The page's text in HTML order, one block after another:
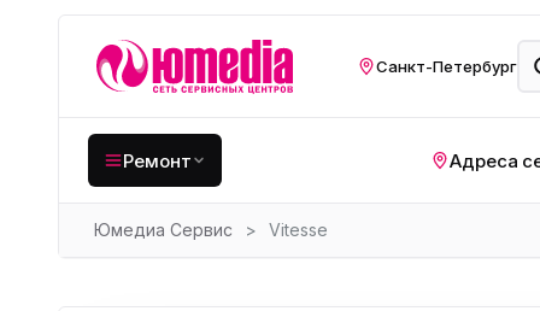
Санкт-Петербург
Ремонт
Крупная бытовая
Адреса
Юмедиа Сервис > Vitesse